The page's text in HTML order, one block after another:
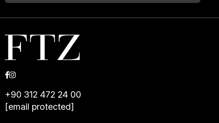
+90 312 472 24 00
[email protected]